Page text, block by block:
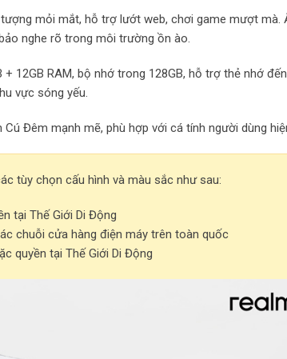
mỏi mắt, hỗ trợ lướt web, chơi game mượt mà.
nghe rõ trong môi trường ồn ào.
12GB RAM, bộ nhớ trong 128GB, hỗ trợ thẻ nhớ
vực sóng yếu.
Đêm mạnh mẽ, phù hợp với cá tính người dùng
tùy chọn cấu hình và màu sắc như sau:
tại Thế Giới Di Động
chuỗi cửa hàng điện máy trên toàn quốc
quyền tại Thế Giới Di Động